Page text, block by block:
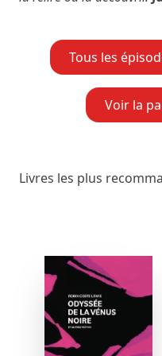
Tous les
Voir la
Livres les plus